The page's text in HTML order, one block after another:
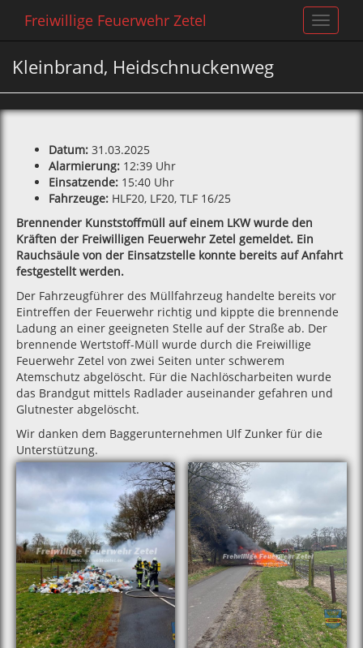
Toggle
Freiwillige Feuerwehr Zetel
Kleinbrand, Heidschnuckenweg
Datum: 31.03.2025
Alarmierung: 12:39 Uhr
Einsatzende: 15:40 Uhr
Fahrzeuge: HLF20, LF20, TLF 16/25
Brennender Kunststoffmüll auf einem LKW wurde den
Kräften der Freiwilligen Feuerwehr Zetel gemeldet. Ein
Rauchsäule von der Einsatzstelle konnte bereits auf Anfahrt
festgestellt werden.
Der Fahrzeugführer des Müllfahrzeug handelte bereits vor
Eintreffen der Feuerwehr richtig und kippte die brennende
Ladung an einer geeigneten Stelle auf der Straße ab. Der
brennende Wertstoff-Müll wurde durch die Freiwillige
Feuerwehr Zetel von zwei Seiten unter schwerem
Atemschutz abgelöscht. Für die Nachlöscharbeiten wurde
das Brandgut mittels Radlader auseinander gefahren und
Glutnester abgelöscht.
Wir danken dem Baggerunternehmen Ulf Zunker für die
Unterstützung.